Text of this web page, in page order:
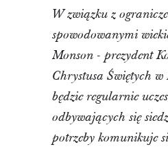
W związku z
spowodowanymi
Monson - prezydent
Chrystusa Świętych
będzie regularnie
odbywających się
potrzeby komunikuje